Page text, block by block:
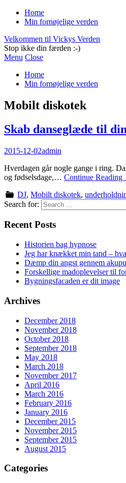
Home
Min fornøjelige verden
Velkommen til Vickys Verden
Stop ikke din færden :-)
Menu Close
Home
Min fornøjelige verden
Mobilt diskotek
Skab danseglæde til
2015-12-02admin
Hverdagen går nogle gange i ring.
og fødselsdage,… Continue Reading
DJ,Mobilt diskotek,
Search for:
Recent Posts
Historien bag hypnose
Jeg har knækket min tand –
Dæmp din angst gennem
Forskellige madoplevelser til
Bygningsfacaden er dit image
Archives
December 2018
November 2018
October 2018
September 2018
May 2018
March 2018
November 2017
April 2016
March 2016
February 2016
January 2016
December 2015
November 2015
September 2015
August 2015
Categories